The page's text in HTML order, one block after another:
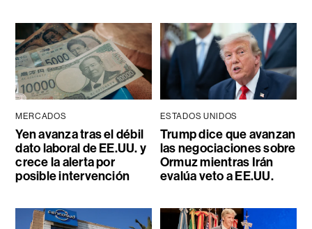
MERCADOS
Yen avanza tras el débil
dato laboral de EE.UU. y
crece la alerta por
posible intervención
ESTADOS UNIDOS
Trump dice que avanzan
las negociaciones sobre
Ormuz mientras Irán
evalúa veto a EE.UU.